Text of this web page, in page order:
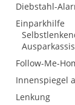
Diebstahl-
Einparkhilfe
Follow-Me-
Innenspiegel
Lenkung